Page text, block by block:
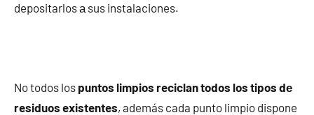
depositarlos а sus instalaciones.
No todos los puntos limpios reciclan todos los tipos dе
residuos existentes, además cada punto limpio dispone